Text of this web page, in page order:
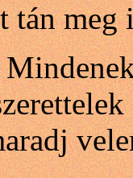
tán meg